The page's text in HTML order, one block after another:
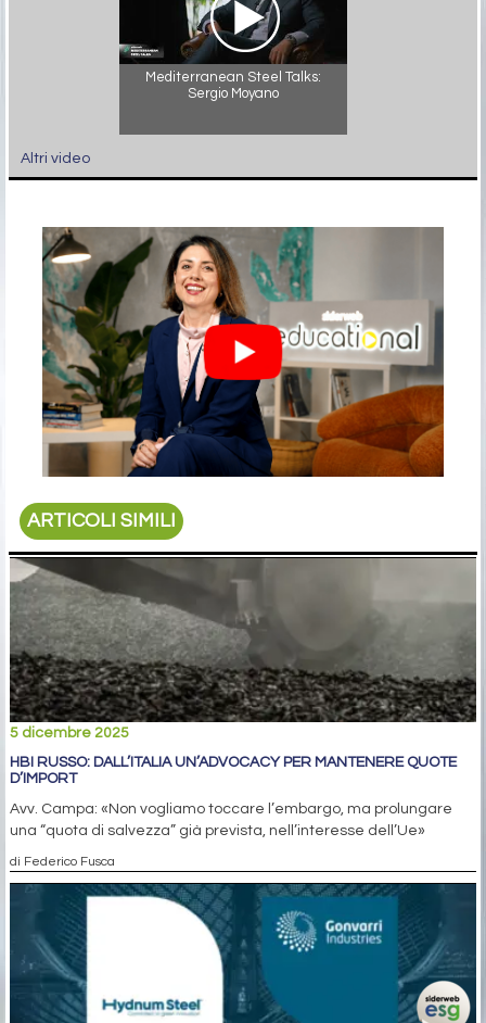
Mediterranean Steel Talks:
Sergio Moyano
Altri video
ARTICOLI SIMILI
5 dicembre 2025
HBI RUSSO: DALL’ITALIA UN’ADVOCACY PER MANTENERE QUOTE
D’IMPORT
Avv. Campa: «Non vogliamo toccare l’embargo, ma prolungare
una “quota di salvezza” già prevista, nell’interesse dell’Ue»
di Federico Fusca